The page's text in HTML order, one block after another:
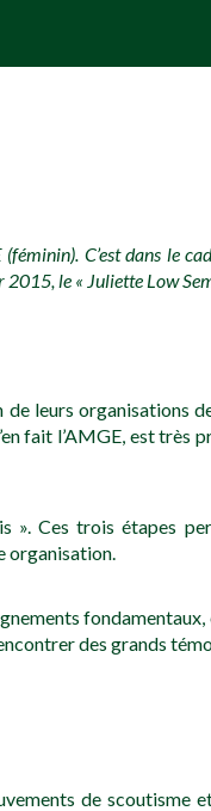
C’est dans le
le « Juliette Low
leurs organisations
fait l’AMGE, est très
». Ces trois étapes
organisation.
des grands
de scoutisme